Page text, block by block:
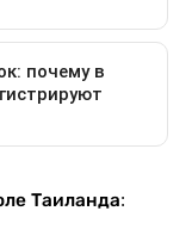
Таиланда: